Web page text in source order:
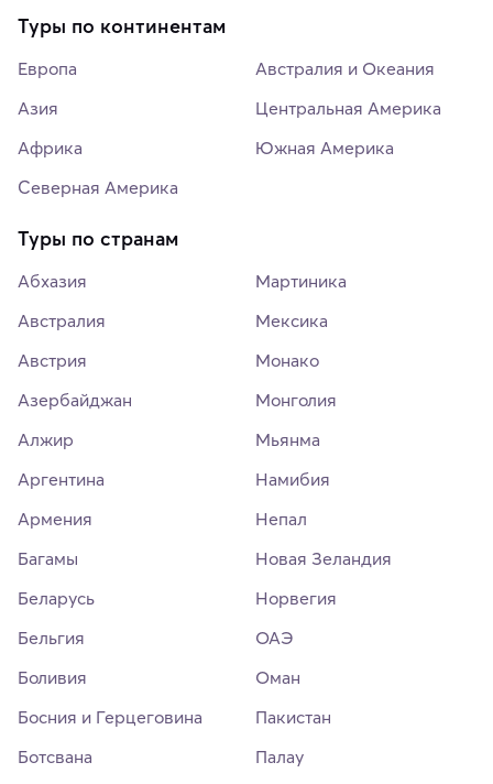
Туры по континентам
Европа
Азия
Африка
Северная Америка
Австралия и Океания
Центральная Америка
Южная Америка
Туры по странам
Абхазия
Австралия
Австрия
Азербайджан
Алжир
Аргентина
Армения
Багамы
Беларусь
Бельгия
Боливия
Босния и Герцеговина
Ботсвана
Мартиника
Мексика
Монако
Монголия
Мьянма
Намибия
Непал
Новая Зеландия
Норвегия
ОАЭ
Оман
Пакистан
Палау